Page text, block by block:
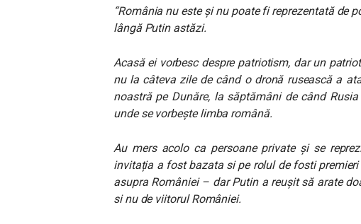
“România nu este şi nu poate fi reprezentată de
lângă Putin astăzi.
Acasă ei vorbesc despre patriotism, dar un
nu la câteva zile de când o dronă rusească a
noastră pe Dunăre, la săptămâni de când
unde se vorbeşte limba română.
Au mers acolo ca persoane private şi se
invitația a fost bazata si pe rolul de fosti
asupra României – dar Putin a reușit să arate
si nu de viitorul României.